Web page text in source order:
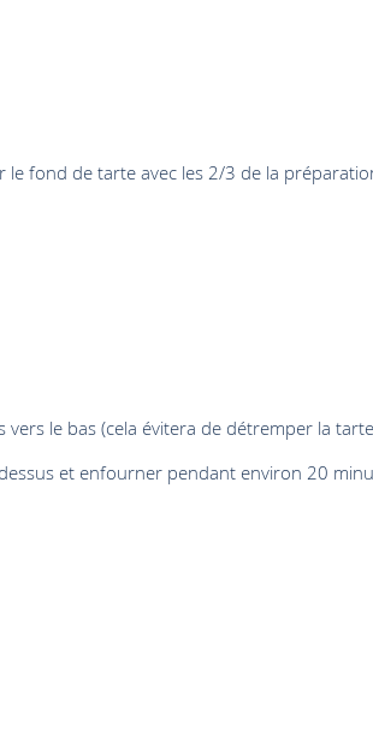
le fond de tarte avec les 2/3 de la
le bas (cela évitera de détremper la
et enfourner pendant environ 20